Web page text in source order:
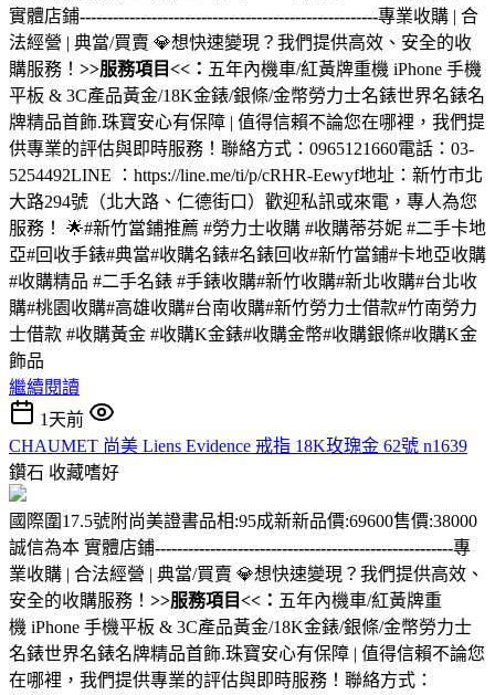
實體店鋪------------------------------------------------------專業收購 | 合
法經營 | 典當/買賣 💎想快速變現？我們提供高效、安全的收
購服務！ >>服務項目<<： 五年內機車/紅黃牌重機 iPhone 手機
平板 & 3C產品黃金/18K金錶/銀條/金幣勞力士名錶世界名錶名
牌精品首飾.珠寶安心有保障 | 值得信賴不論您在哪裡，我們提
供專業的評估與即時服務！聯絡方式：0965121660電話：03-
5254492LINE ：https://line.me/ti/p/cRHR-Eewyf地址：新竹市北
大路294號（北大路、仁德街口）歡迎私訊或來電，專人為您
服務！ 🌟#新竹當鋪推薦 #勞力士收購 #收購蒂芬妮 #二手卡地
亞#回收手錶#典當#收購名錶#名錶回收#新竹當鋪#卡地亞收購
#收購精品 #二手名錶 #手錶收購#新竹收購#新北收購#台北收
購#桃園收購#高雄收購#台南收購#新竹勞力士借款#竹南勞力
士借款 #收購黃金 #收購K金錶#收購金幣#收購銀條#收購K金
飾品
繼續閱讀
1天前
CHAUMET 尚美 Liens Evidence 戒指 18K玫瑰金 62號 n1639
鑽石 收藏嗜好
國際圍17.5號附尚美證書品相:95成新新品價:69600售價:38000
誠信為本 實體店鋪------------------------------------------------------專
業收購 | 合法經營 | 典當/買賣 💎想快速變現？我們提供高效、
安全的收購服務！ >>服務項目<<： 五年內機車/紅黃牌重
機 iPhone 手機平板 & 3C產品黃金/18K金錶/銀條/金幣勞力士
名錶世界名錶名牌精品首飾.珠寶安心有保障 | 值得信賴不論您
在哪裡，我們提供專業的評估與即時服務！聯絡方式：